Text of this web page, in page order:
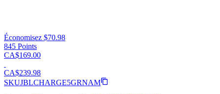
Économisez $70.98
845 Points
CA$169.00
CA$239.98
SKUJBLCHARGE5GRNAM